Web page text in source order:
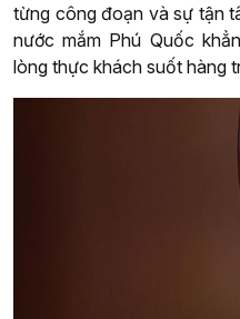
từng công đoạn và sự tận
nước mắm Phú Quốc
lòng thực khách suốt hàng